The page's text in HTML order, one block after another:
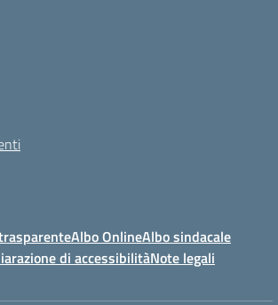
Albo OnlineAlbo sindacale
di accessibilitàNote legali